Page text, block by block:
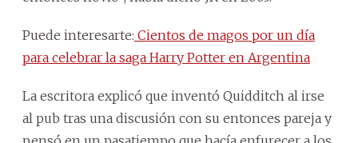
Puede interesarte: Cientos de magos por un día
para celebrar la saga Harry Potter en Argentina
La escritora explicó que inventó Quidditch al irse
al pub tras una discusión con su entonces pareja y